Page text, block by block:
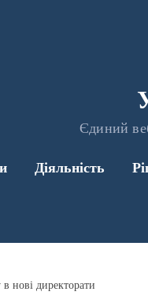
Єдиний
Діяльність
нові директорати